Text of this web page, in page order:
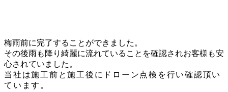
梅雨前に完了することができました。
その後雨も降り綺麗に流れていることを確認されお客様も安
心されていました。
当社は施工前と施工後にドローン点検を行い確認頂い
ています 。